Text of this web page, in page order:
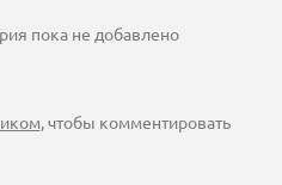
пока не добавлено
, чтобы комментировать